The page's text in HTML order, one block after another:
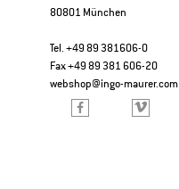
80801 München
Tel. +49 89 381606-0
Fax +49 89 381 606-20
webshop@ingo-maurer.com